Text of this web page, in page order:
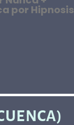
por Hipnosis